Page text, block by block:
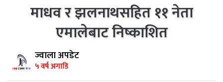
माधव र झलनाथसहित ११ नेता
एमालेबाट निष्काशित
ज्वाला अपडेट
५ वर्ष अगाडि